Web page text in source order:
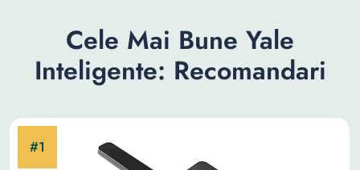
Cele Mai Bune Yale
Inteligente: Recomandari